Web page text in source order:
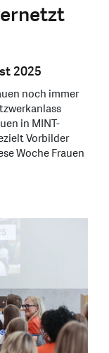
2025
noch immer
in MINT-
Vorbilder
Woche Frauen